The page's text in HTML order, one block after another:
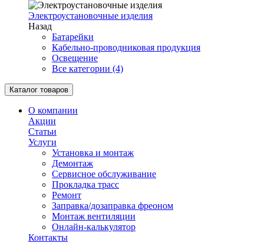
Электроустановочные изделия
Назад
Батарейки
Кабельно-проводниковая продукция
Освещение
Все категории (4)
Каталог товаров
О компании
Акции
Статьи
Услуги
Установка и монтаж
Демонтаж
Сервисное обслуживание
Прокладка трасс
Ремонт
Заправка/дозаправка фреоном
Монтаж вентиляции
Онлайн-калькулятор
Контакты